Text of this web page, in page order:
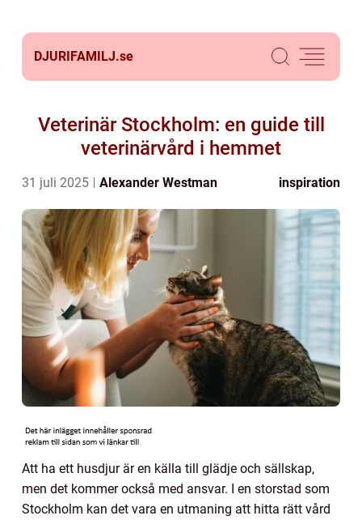
DJURIFAMILJ.se
Veterinär Stockholm: en guide till
veterinärvård i hemmet
31 juli 2025 Alexander Westman inspiration
Att ha ett husdjur är en källa till glädje och sällskap,
men det kommer också med ansvar. I en storstad som
Stockholm kan det vara en utmaning att hitta rätt vård